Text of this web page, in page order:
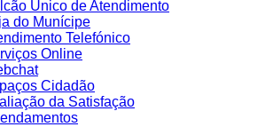
Único de Atendimento
do Munícipe
Telefónico
Online
Cidadão
da Satisfação